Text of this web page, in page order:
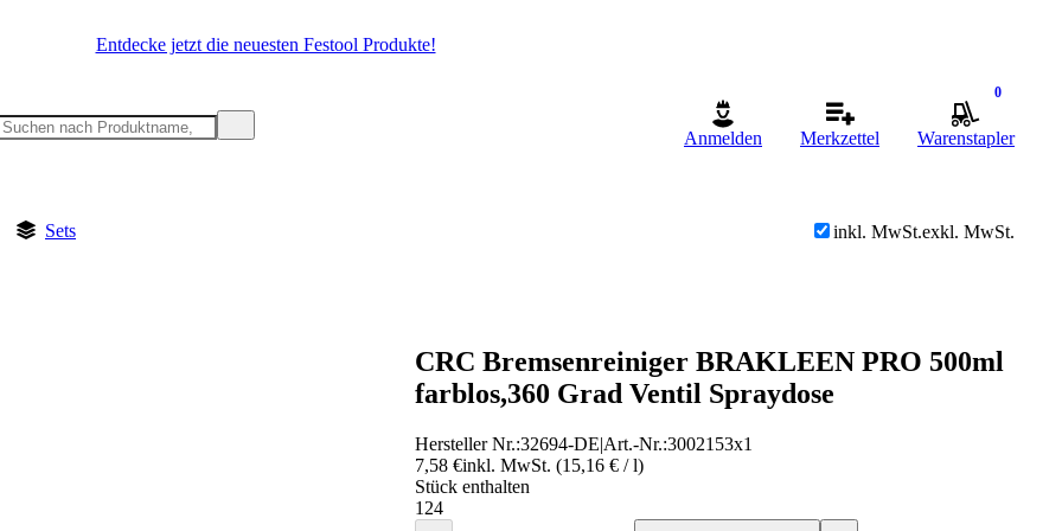
Entdecke jetzt die neuesten Festool Produkte!
Anmelden Merkzettel
0
Warenstapler
Sets inkl. MwSt.exkl. MwSt.
CRC Bremsenreiniger BRAKLEEN PRO 500ml
farblos,360 Grad Ventil Spraydose
Hersteller Nr.:32694-DE|Art.-Nr.:3002153x1
7,58 €inkl. MwSt. (15,16 € / l)
Stück enthalten
1 24